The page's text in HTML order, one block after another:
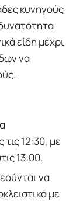
κυνηγούς
είδη μέχρι
να
12:30, με
13:00.
να
με